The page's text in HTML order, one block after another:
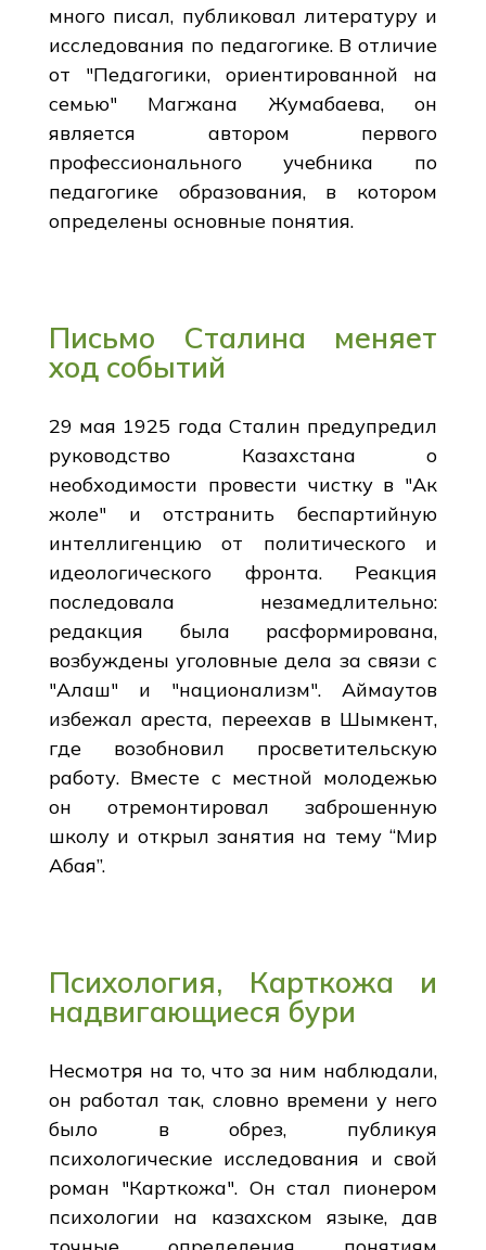
много писал, публиковал литературу и
исследования по педагогике. В отличие
от "Педагогики, ориентированной на
семью" Магжана Жумабаева, он
является автором первого
профессионального учебника по
педагогике образования, в котором
определены основные понятия.
Письмо Сталина меняет
ход событий
29 мая 1925 года Сталин предупредил
руководство Казахстана о
необходимости провести чистку в "Ак
жоле" и отстранить беспартийную
интеллигенцию от политического и
идеологического фронта. Реакция
последовала незамедлительно:
редакция была расформирована,
возбуждены уголовные дела за связи с
"Алаш" и "национализм". Аймаутов
избежал ареста, переехав в Шымкент,
где возобновил просветительскую
работу. Вместе с местной молодежью
он отремонтировал заброшенную
школу и открыл занятия на тему “Мир
Абая”.
Психология, Карткожа и
надвигающиеся бури
Несмотря на то, что за ним наблюдали,
он работал так, словно времени у него
было в обрез, публикуя
психологические исследования и свой
роман "Карткожа". Он стал пионером
психологии на казахском языке, дав